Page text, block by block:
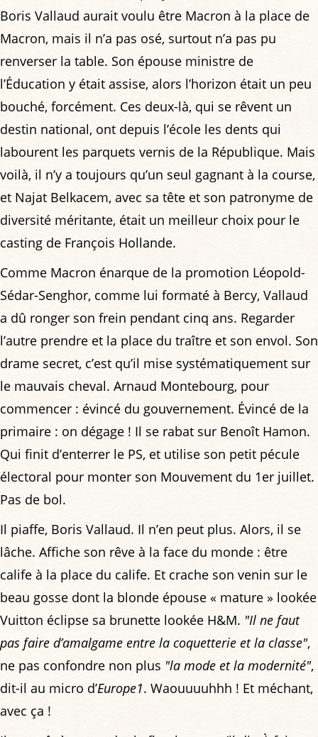
Boris Vallaud aurait voulu être Macron à la place de
Macron, mais il n’a pas osé, surtout n’a pas pu
renverser la table. Son épouse ministre de
l’Éducation y était assise, alors l’horizon était un peu
bouché, forcément. Ces deux-là, qui se rêvent un
destin national, ont depuis l’école les dents qui
labourent les parquets vernis de la République. Mais
voilà, il n’y a toujours qu’un seul gagnant à la course,
et Najat Belkacem, avec sa tête et son patronyme de
diversité méritante, était un meilleur choix pour le
casting de François Hollande.
Comme Macron énarque de la promotion Léopold-
Sédar-Senghor, comme lui formaté à Bercy, Vallaud
a dû ronger son frein pendant cinq ans. Regarder
l’autre prendre et la place du traître et son envol. Son
drame secret, c’est qu’il mise systématiquement sur
le mauvais cheval. Arnaud Montebourg, pour
commencer : évincé du gouvernement. Évincé de la
primaire : on dégage ! Il se rabat sur Benoît Hamon.
Qui finit d’enterrer le PS, et utilise son petit pécule
électoral pour monter son Mouvement du 1er juillet.
Pas de bol.
Il piaffe, Boris Vallaud. Il n’en peut plus. Alors, il se
lâche. Affiche son rêve à la face du monde : être
calife à la place du calife. Et crache son venin sur le
beau gosse dont la blonde épouse « mature » lookée
Vuitton éclipse sa brunette lookée H&M. "Il ne faut
pas faire d’amalgame entre la coquetterie et la classe",
ne pas confondre non plus "la mode et la modernité",
dit-il au micro d’Europe1. Waouuuuhhh ! Et méchant,
avec ça !